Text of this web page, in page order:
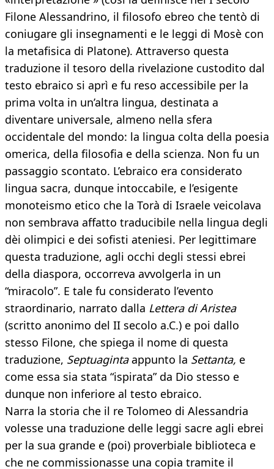
Filone Alessandrino, il filosofo ebreo che tentò di
coniugare gli insegnamenti e le leggi di Mosè con
la metafisica di Platone). Attraverso questa
traduzione il tesoro della rivelazione custodito dal
testo ebraico si aprì e fu reso accessibile per la
prima volta in un’altra lingua, destinata a
diventare universale, almeno nella sfera
occidentale del mondo: la lingua colta della poesia
omerica, della filosofia e della scienza. Non fu un
passaggio scontato. L’ebraico era considerato
lingua sacra, dunque intoccabile, e l’esigente
monoteismo etico che la Torà di Israele veicolava
non sembrava affatto traducibile nella lingua degli
dèi olimpici e dei sofisti ateniesi. Per legittimare
questa traduzione, agli occhi degli stessi ebrei
della diaspora, occorreva avvolgerla in un
“miracolo”. E tale fu considerato l’evento
straordinario, narrato dalla Lettera di Aristea
(scritto anonimo del II secolo a.C.) e poi dallo
stesso Filone, che spiega il nome di questa
traduzione, Septuagintaappunto la Settanta, e
come essa sia stata “ispirata” da Dio stesso e
dunque non inferiore al testo ebraico.
Narra la storia che il re Tolomeo di Alessandria
volesse una traduzione delle leggi sacre agli ebrei
per la sua grande e (poi) proverbiale biblioteca e
che ne commissionasse una copia tramite il